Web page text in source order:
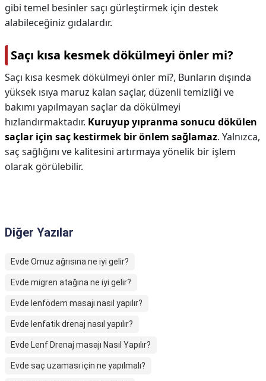
gibi temel besinler saçı gürleştirmek için destek
alabileceğiniz gıdalardır.
Saçı kısa kesmek dökülmeyi önler mi?
Saçı kısa kesmek dökülmeyi önler mi?, Bunların dışında
yüksek ısıya maruz kalan saçlar, düzenli temizliği ve
bakımı yapılmayan saçlar da dökülmeyi
hızlandırmaktadır. Kuruyup yıpranma sonucu dökülen
saçlar için saç kestirmek bir önlem sağlamaz. Yalnızca,
saç sağlığını ve kalitesini artırmaya yönelik bir işlem
olarak görülebilir.
Diğer Yazılar
Evde Omuz ağrısına ne iyi gelir?
Evde migren atağına ne iyi gelir?
Evde lenfödem masajı nasıl yapılır?
Evde lenfatik drenaj nasıl yapılır?
Evde Lenf Drenaj masajı Nasıl Yapılır?
Evde saç uzaması için ne yapılmalı?